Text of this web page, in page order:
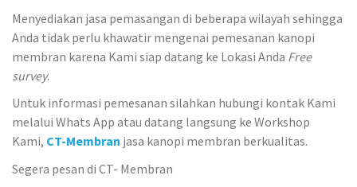
Menyediakan jasa pemasangan di beberapa wilayah sehingga
Anda tidak perlu khawatir mengenai pemesanan kanopi
membran karena Kami siap datang ke Lokasi Anda Free
survey.
Untuk informasi pemesanan silahkan hubungi kontak Kami
melalui Whats App atau datang langsung ke Workshop
Kami, CT-Membran jasa kanopi membran berkualitas.
Segera pesan di CT- Membran